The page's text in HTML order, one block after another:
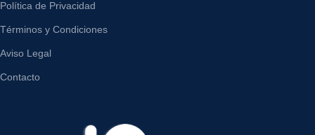
Política de Privacidad
Términos y Condiciones
Aviso Legal
Contacto